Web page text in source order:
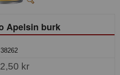
Apelsin burk
38262
kr